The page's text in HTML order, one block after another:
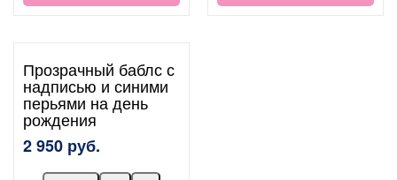
Прозрачный баблс с
надписью и синими
перьями на день
рождения
2 950 руб.